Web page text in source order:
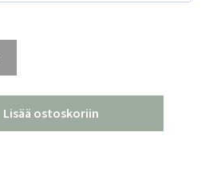
Lisää ostoskoriin